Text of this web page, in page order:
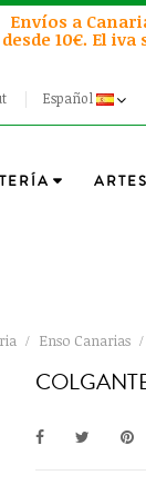
Envíos a
10€. El
Español
Enso Canarias